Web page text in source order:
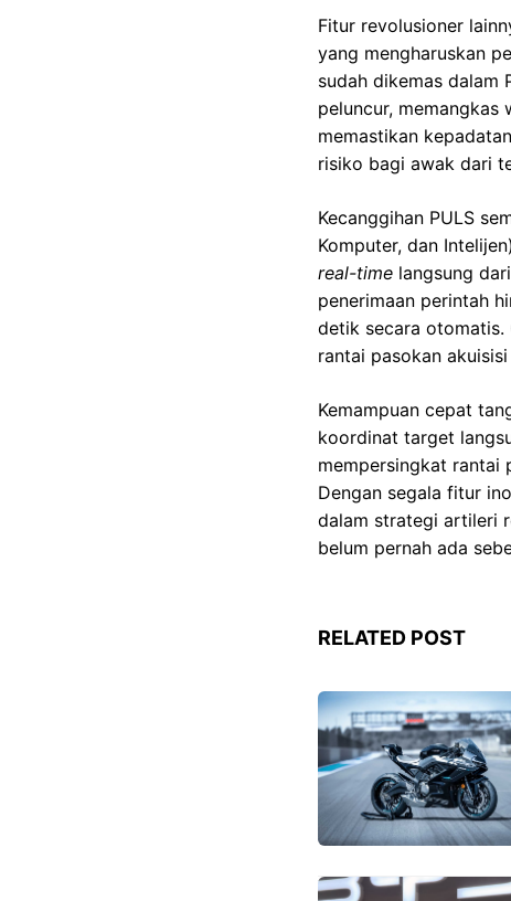
Fitur revolusioner
yang mengharuskan
sudah dikemas dalam
peluncur, memangkas
memastikan
risiko bagi awak dari
Kecanggihan PULS
Komputer, dan
real-time langsung dari
penerimaan perintah
detik secara otomatis.
rantai pasokan
Kemampuan cepat
koordinat target
mempersingkat rantai
Dengan segala fitur
dalam strategi artileri
belum pernah ada
RELATED POST